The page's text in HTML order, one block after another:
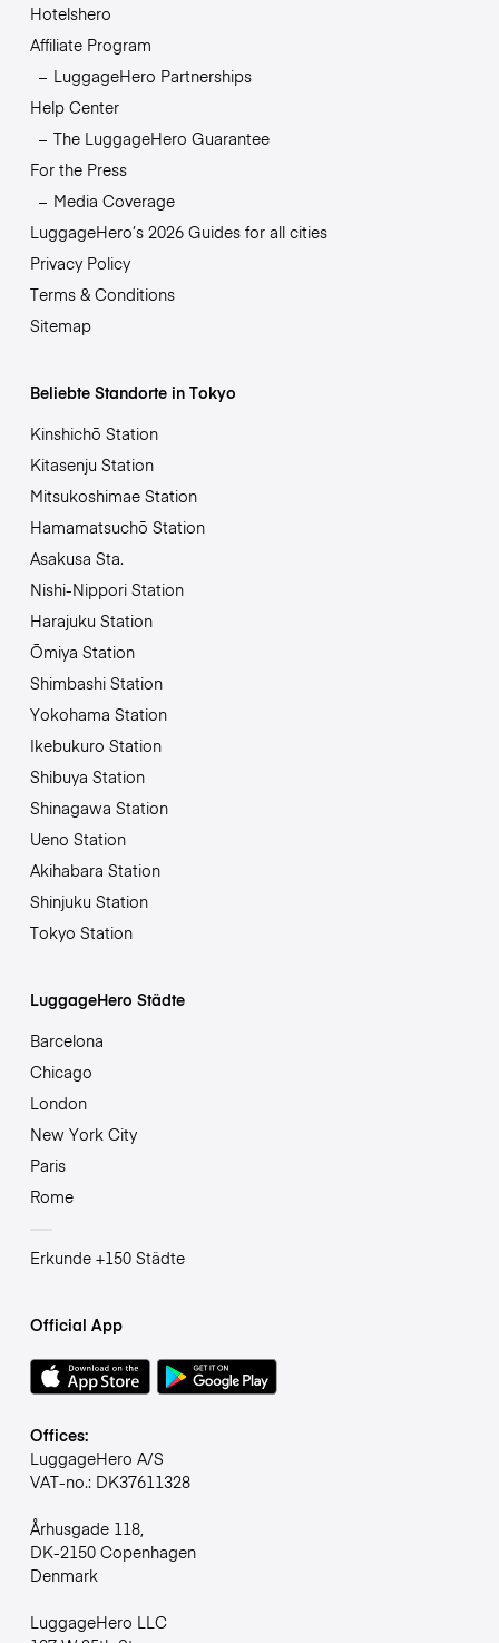
Hotelshero
Affiliate Program
LuggageHero Partnerships
Help Center
The LuggageHero Guarantee
For the Press
Media Coverage
LuggageHero’s 2026 Guides for all cities
Privacy Policy
Terms & Conditions
Sitemap
Beliebte Standorte in Tokyo
Kinshichō Station
Kitasenju Station
Mitsukoshimae Station
Hamamatsuchō Station
Asakusa Sta.
Nishi-Nippori Station
Harajuku Station
Ōmiya Station
Shimbashi Station
Yokohama Station
Ikebukuro Station
Shibuya Station
Shinagawa Station
Ueno Station
Akihabara Station
Shinjuku Station
Tokyo Station
LuggageHero Städte
Barcelona
Chicago
London
New York City
Paris
Rome
Erkunde +150 Städte
Official App
Offices:
LuggageHero A/S
VAT-no.: DK37611328
Århusgade 118,
DK-2150 Copenhagen
Denmark
LuggageHero LLC